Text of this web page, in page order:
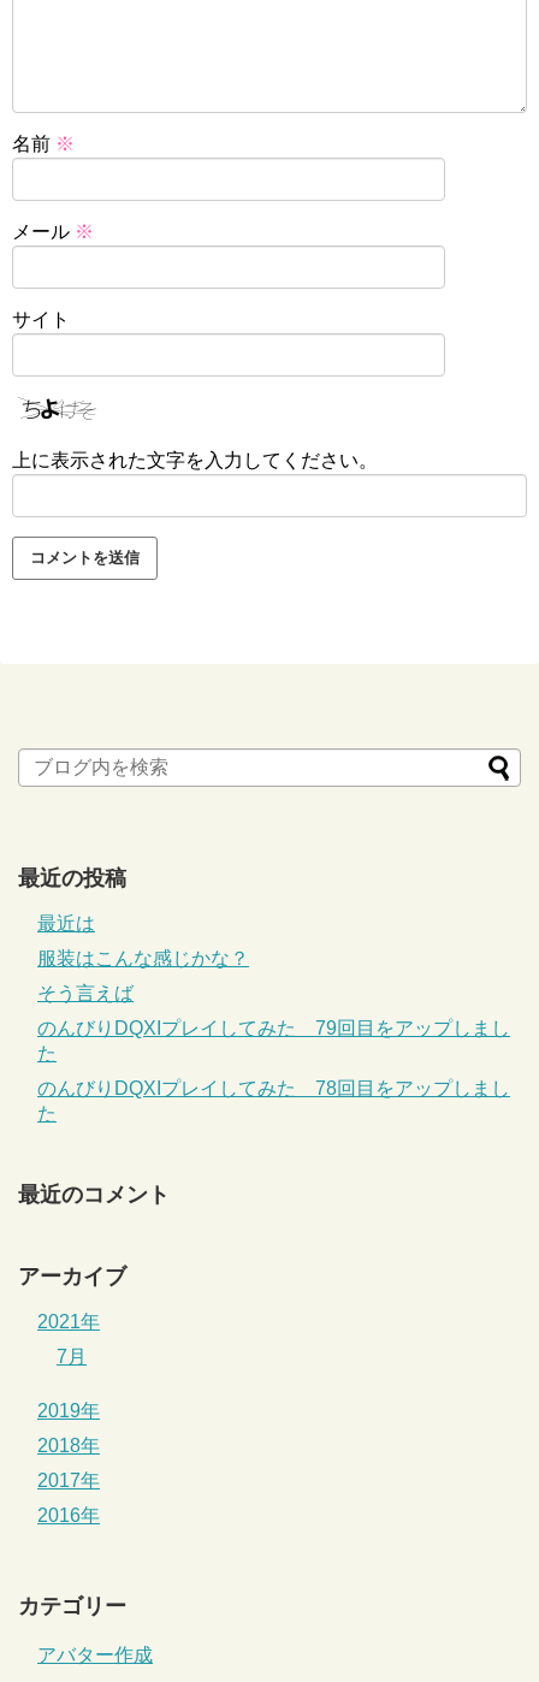
名前 ※
メール ※
サイト
上に表示された文字を入力してください。
最近の投稿
最近は
服装はこんな感じかな？
そう言えば
のんびりDQXIプレイしてみた 79回目をアップしまし
た
のんびりDQXIプレイしてみた 78回目をアップしまし
た
最近のコメント
アーカイブ
2021年
7月
2019年
2018年
2017年
2016年
カテゴリー
アバター作成